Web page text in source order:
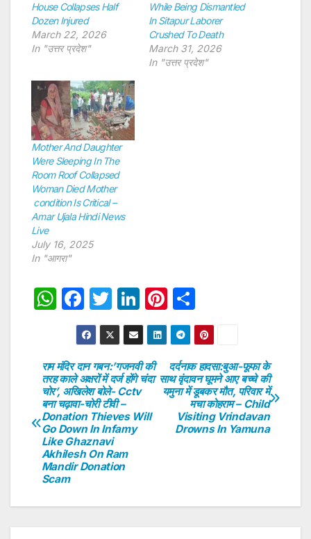
House Collapses Half
Dozen Injured
March 22, 2026
In "उत्तर प्रदेश"
While Being Dismantled
In Sitapur Laborer
Crushed To Death
March 31, 2026
In "उत्तर प्रदेश"
Mother And Daughter
Were Sleeping In The
Room Roof Collapsed
Woman Died Mother
condition Is Critical –
Amar Ujala Hindi News
Live
July 16, 2025
In "आगरा"
W
s
A
p
p
F
a
c
e
b
o
o
k
T
w
itt
er
Li
n
k
e
dI
n
Pi
nt
er
e
st
h
ar
e
Post
navigation
दर्दनाक हादसा:बुआ-फूफा के
साथ वृंदावन घूमने आए बच्चे की
यमुना में डूबकर मौत, परिवार में
मचा कोहराम – Child
Visiting Vrindavan
Drowns In Yamuna
राम मंदिर दान गबन:’गजनवी की
तरह काले अक्षरों में दर्ज होंगे चंदा
चोर’, अखिलेश बोले- Cctv
बना चढ़ावा-चोरी टीवी –
Donation Thieves Will
Go Down In Infamy
Like Ghaznavi
Akhilesh On Ram
Mandir Donation
Scam